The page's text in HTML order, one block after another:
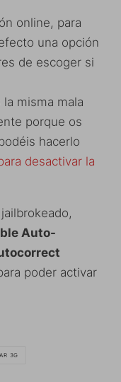
online, para
una opción
de escoger si
misma mala
porque os
hacerlo
desactivar la
Auto-
poder activar
3G